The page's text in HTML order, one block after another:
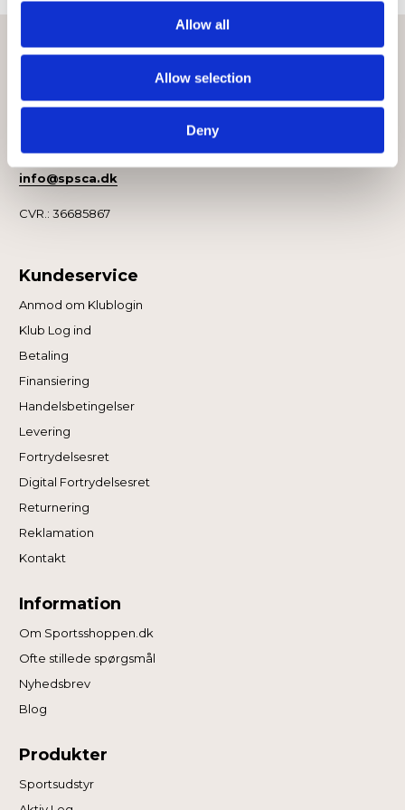
Allow all
Allow selection
Deny
Kontakt
Niels Bohrs Vej 2
+45 22 20 80 33
info@spsca.dk
CVR.: 36685867
Kundeservice
Anmod om Klublogin
Klub Log ind
Betaling
Finansiering
Handelsbetingelser
Levering
Fortrydelsesret
Digital Fortrydelsesret
Returnering
Reklamation
Kontakt
Information
Om Sportsshoppen.dk
Ofte stillede spørgsmål
Nyhedsbrev
Blog
Produkter
Sportsudstyr